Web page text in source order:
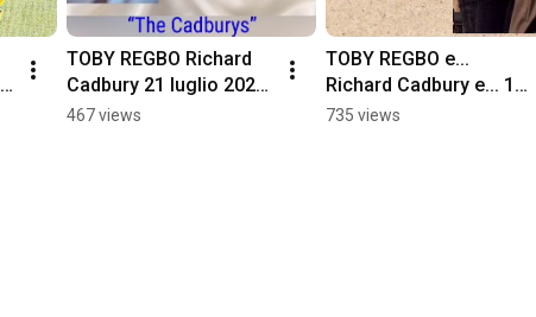
TOBY REGBO Richard
Cadbury 21 luglio 2026
"The Cadburys"
467 views
TOBY REGBO e...
Richard Cadbury e... 17
luglio 2026 "The
735 views